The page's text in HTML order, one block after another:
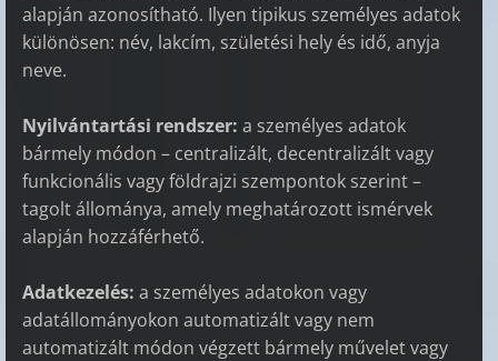
alapján azonosítható. Ilyen tipikus személyes adatok
különösen: név, lakcím, születési hely és idő, anyja
neve.
Nyilvántartási rendszer: a személyes adatok
bármely módon – centralizált, decentralizált vagy
funkcionális vagy földrajzi szempontok szerint –
tagolt állománya, amely meghatározott ismérvek
alapján hozzáférhető.
Adatkezelés: a személyes adatokon vagy
adatállományokon automatizált vagy nem
automatizált módon végzett bármely művelet vagy